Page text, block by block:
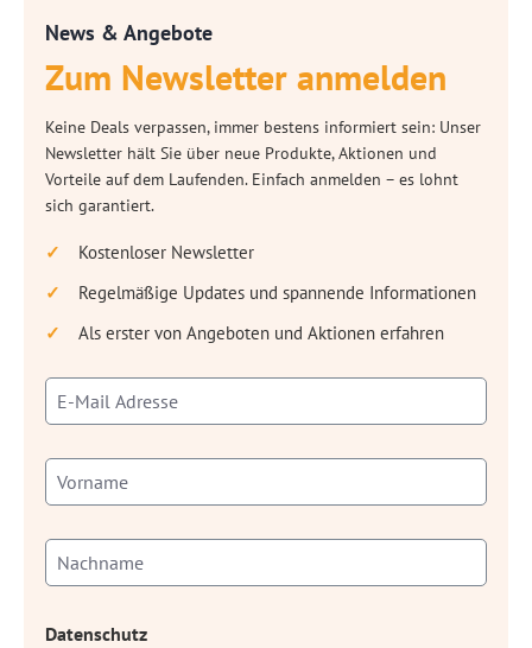
News & Angebote
Zum Newsletter anmelden
Keine Deals verpassen, immer bestens informiert sein: Unser
Newsletter hält Sie über neue Produkte, Aktionen und
Vorteile auf dem Laufenden. Einfach anmelden – es lohnt
sich garantiert.
Kostenloser Newsletter
Regelmäßige Updates und spannende Informationen
Als erster von Angeboten und Aktionen erfahren
Datenschutz